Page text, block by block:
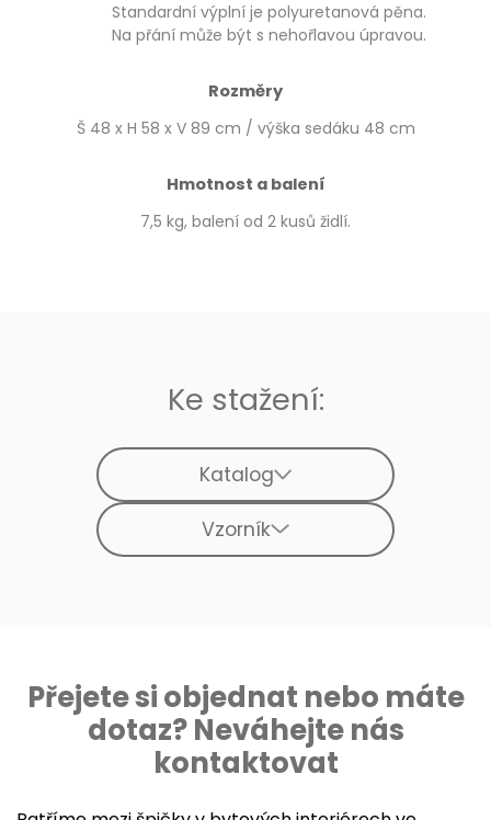
Standardní výplní je polyuretanová pěna.
Na přání může být s nehořlavou úpravou.
Rozměry
Š 48 x H 58 x V 89 cm / výška sedáku 48 cm
Hmotnost a balení
7,5 kg, balení od 2 kusů židlí.
Ke stažení:
Katalog
Vzorník
Přejete si objednat nebo máte
dotaz? Neváhejte nás
kontaktovat